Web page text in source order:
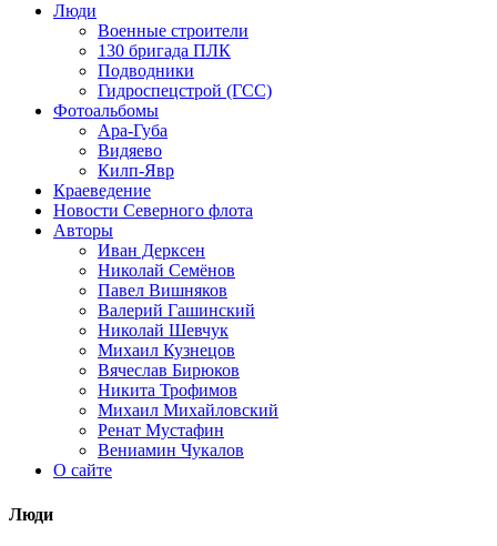
Люди
Военные строители
130 бригада ПЛК
Подводники
Гидроспецстрой (ГСС)
Фотоальбомы
Ара-Губа
Видяево
Килп-Явр
Краеведение
Новости Северного флота
Авторы
Иван Дерксен
Николай Семёнов
Павел Вишняков
Валерий Гашинский
Николай Шевчук
Михаил Кузнецов
Вячеслав Бирюков
Никита Трофимов
Михаил Михайловский
Ренат Мустафин
Вениамин Чукалов
О сайте
Люди